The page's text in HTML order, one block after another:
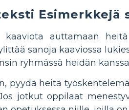
Esimerkkejä
auttamaan
sanoja kaaviossa
ryhmässä heidän
pyydä heitä
jotkut oppilaat